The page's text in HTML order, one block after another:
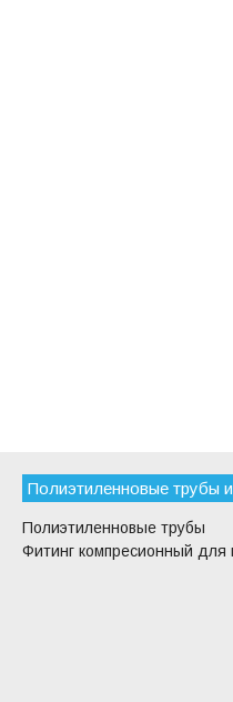
Полиэтиленновые трубы
Полиэтиленновые трубы
Фитинг компресионный для